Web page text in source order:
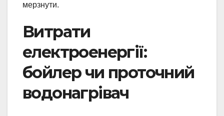
мерзнути.
Витрати
електроенергії:
бойлер чи проточний
водонагрівач